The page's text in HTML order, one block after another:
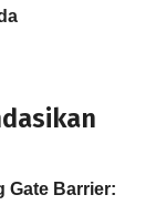
Gate Barrier: